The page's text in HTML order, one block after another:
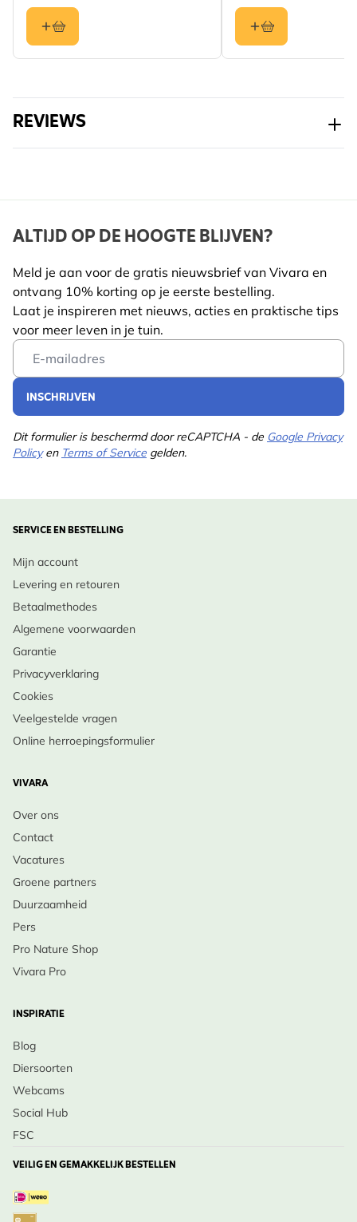
REVIEWS
ALTIJD OP DE HOOGTE BLIJVEN?
Meld je aan voor de gratis nieuwsbrief van Vivara en
ontvang 10% korting op je eerste bestelling.
Laat je inspireren met nieuws, acties en praktische tips
voor meer leven in je tuin.
Email Address
INSCHRIJVEN
Dit formulier is beschermd door reCAPTCHA - de Google Privacy
Policyen Terms of Service gelden.
SERVICE EN BESTELLING
Mijn account
Levering en retouren
Betaalmethodes
Algemene voorwaarden
Garantie
Privacyverklaring
Cookies
Veelgestelde vragen
Online herroepingsformulier
VIVARA
Over ons
Contact
Vacatures
Groene partners
Duurzaamheid
Pers
Pro Nature Shop
Vivara Pro
INSPIRATIE
Blog
Diersoorten
Webcams
Social Hub
FSC
VEILIG EN GEMAKKELIJK BESTELLEN